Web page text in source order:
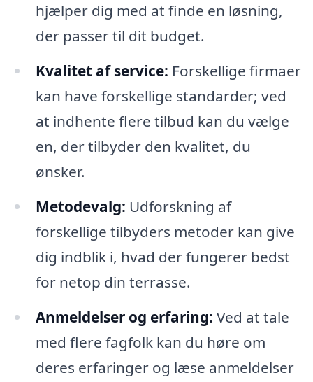
hjælper dig med at finde en løsning,
der passer til dit budget.
Kvalitet af service: Forskellige firmaer
kan have forskellige standarder; ved
at indhente flere tilbud kan du vælge
en, der tilbyder den kvalitet, du
ønsker.
Metodevalg: Udforskning af
forskellige tilbyders metoder kan give
dig indblik i, hvad der fungerer bedst
for netop din terrasse.
Anmeldelser og erfaring: Ved at tale
med flere fagfolk kan du høre om
deres erfaringer og læse anmeldelser